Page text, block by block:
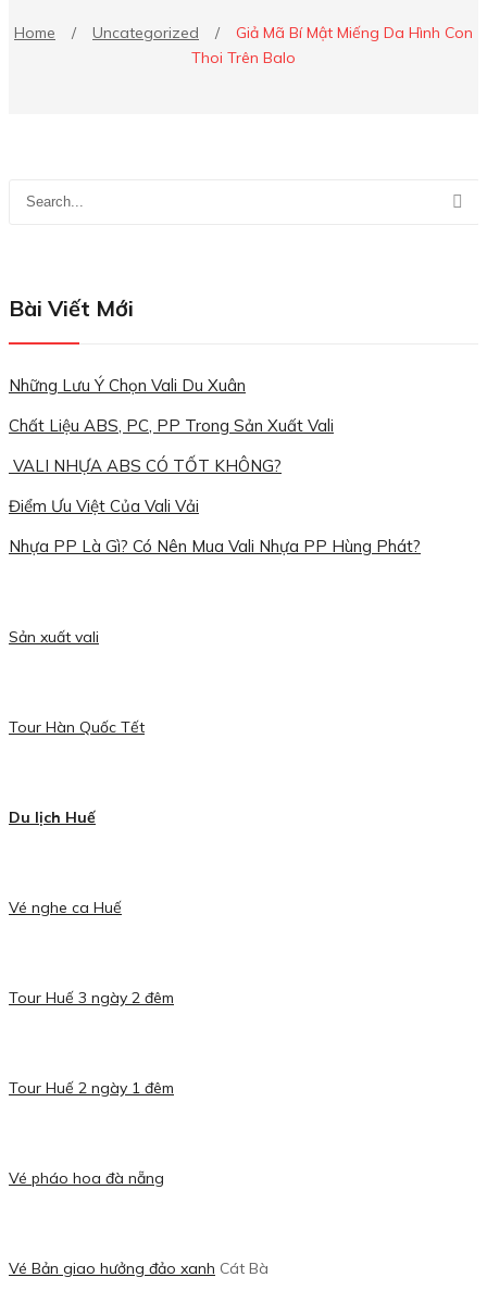
Home / Uncategorized /
Giả Mã Bí Mật Miếng Da Hình Con
Thoi Trên Balo
Bài Viết Mới
Những Lưu Ý Chọn Vali Du Xuân
Chất Liệu ABS, PC, PP Trong Sản Xuất Vali
VALI NHỰA ABS CÓ TỐT KHÔNG?
Điểm Ưu Việt Của Vali Vải
Nhựa PP Là Gì? Có Nên Mua Vali Nhựa PP Hùng Phát?
Sản xuất vali
Tour Hàn Quốc Tết
Du lịch Huế
Vé nghe ca Huế
Tour Huế 3 ngày 2 đêm
Tour Huế 2 ngày 1 đêm
Vé pháo hoa đà nẵng
Vé Bản giao hưởng đảo xanh Cát Bà